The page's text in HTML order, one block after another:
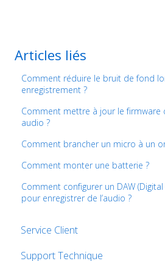
Articles liés
Comment réduire le bruit de fond
enregistrement ?
Comment mettre à jour le
audio ?
Comment brancher un micro à un
Comment monter une batterie ?
Comment configurer un DAW
pour enregistrer de l’audio ?
Service Client
Commandes
Support Technique